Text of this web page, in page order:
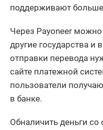
поддерживают
Через Payoneer можно
другие государства и
отправки перевода
сайте платежной
пользователи
в банке.
Обналичить деньги